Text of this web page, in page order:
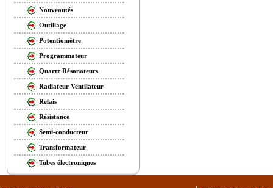
Nouveautés
Outillage
Potentiomètre
Programmateur
Quartz Résonateurs
Radiateur Ventilateur
Relais
Résistance
Semi-conducteur
Transformateur
Tubes électroniques